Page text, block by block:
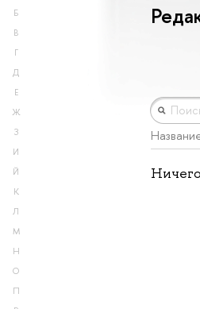
Б
В
Г
Д
Е
Ж
З
И
Й
К
Л
М
Н
О
П